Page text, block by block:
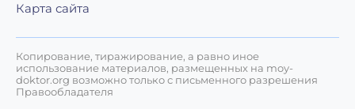
Карта сайта
Копирование, тиражирование, а равно иное
использование материалов, размещенных на moy-
doktor.org возможно только с письменного разрешения
Правообладателя